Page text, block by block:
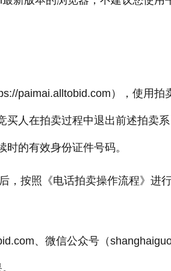
paimai.alltobid.com），使用拍
买人在拍卖过程中退出前述拍卖系
的有效身份证件号码。
按照《电话拍卖操作流程》进
、微信公众号（